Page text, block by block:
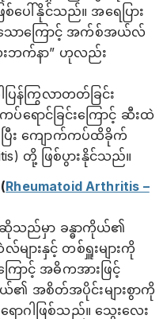
ေါ်နိုင်သည်။ အရေပြား
သောကြောင့် အက်စ်အယ်လ်
ေးဘက်နာ” ဟုလည်း
ြန်ကြွလာတတ်ခြင်း
ပ်ရောင်ခြင်းကြောင့် ဆီးထဲ
ပြီး ကျောက်ကပ်ထိခိုက်
တို့ ဖြစ်ပွားနိုင်သည်။
Rheumatoid Arthritis –
သည်မှာ ခန္ဓာကိုယ်၏
များနှင့် တစ်ရှူးများကို
ောင့် အဓိကအားဖြင့်
ယ်၏ အစိတ်အပိုင်းများစွာကို
ောဂါဖြစ်သည်။ သွေးလေး